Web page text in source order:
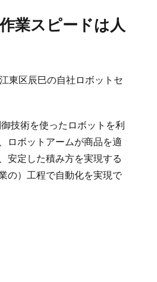
東区辰巳の自社ロボットセ
技術を使ったロボットを利
ロボットアームが商品を適
安定した積み方を実現する
の）工程で自動化を実現で